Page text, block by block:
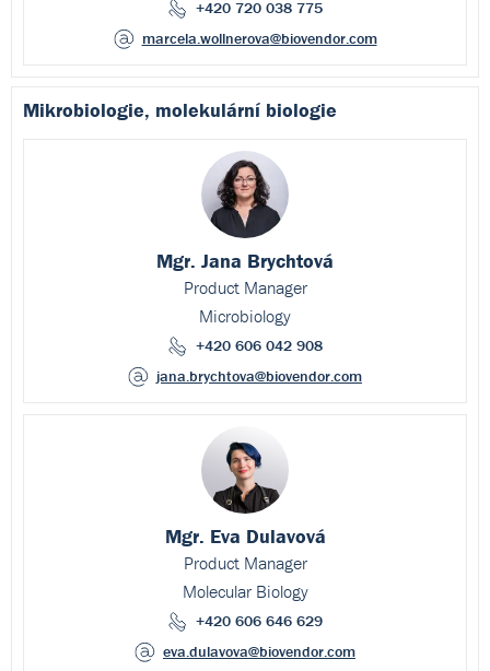
+420 720 038 775
marcela.wollnerova@biovendor.com
Mikrobiologie, molekulární biologie
Mgr. Jana Brychtová
Product Manager
Microbiology
+420 606 042 908
jana.brychtova@biovendor.com
Mgr. Eva Dulavová
Product Manager
Molecular Biology
+420 606 646 629
eva.dulavova@biovendor.com